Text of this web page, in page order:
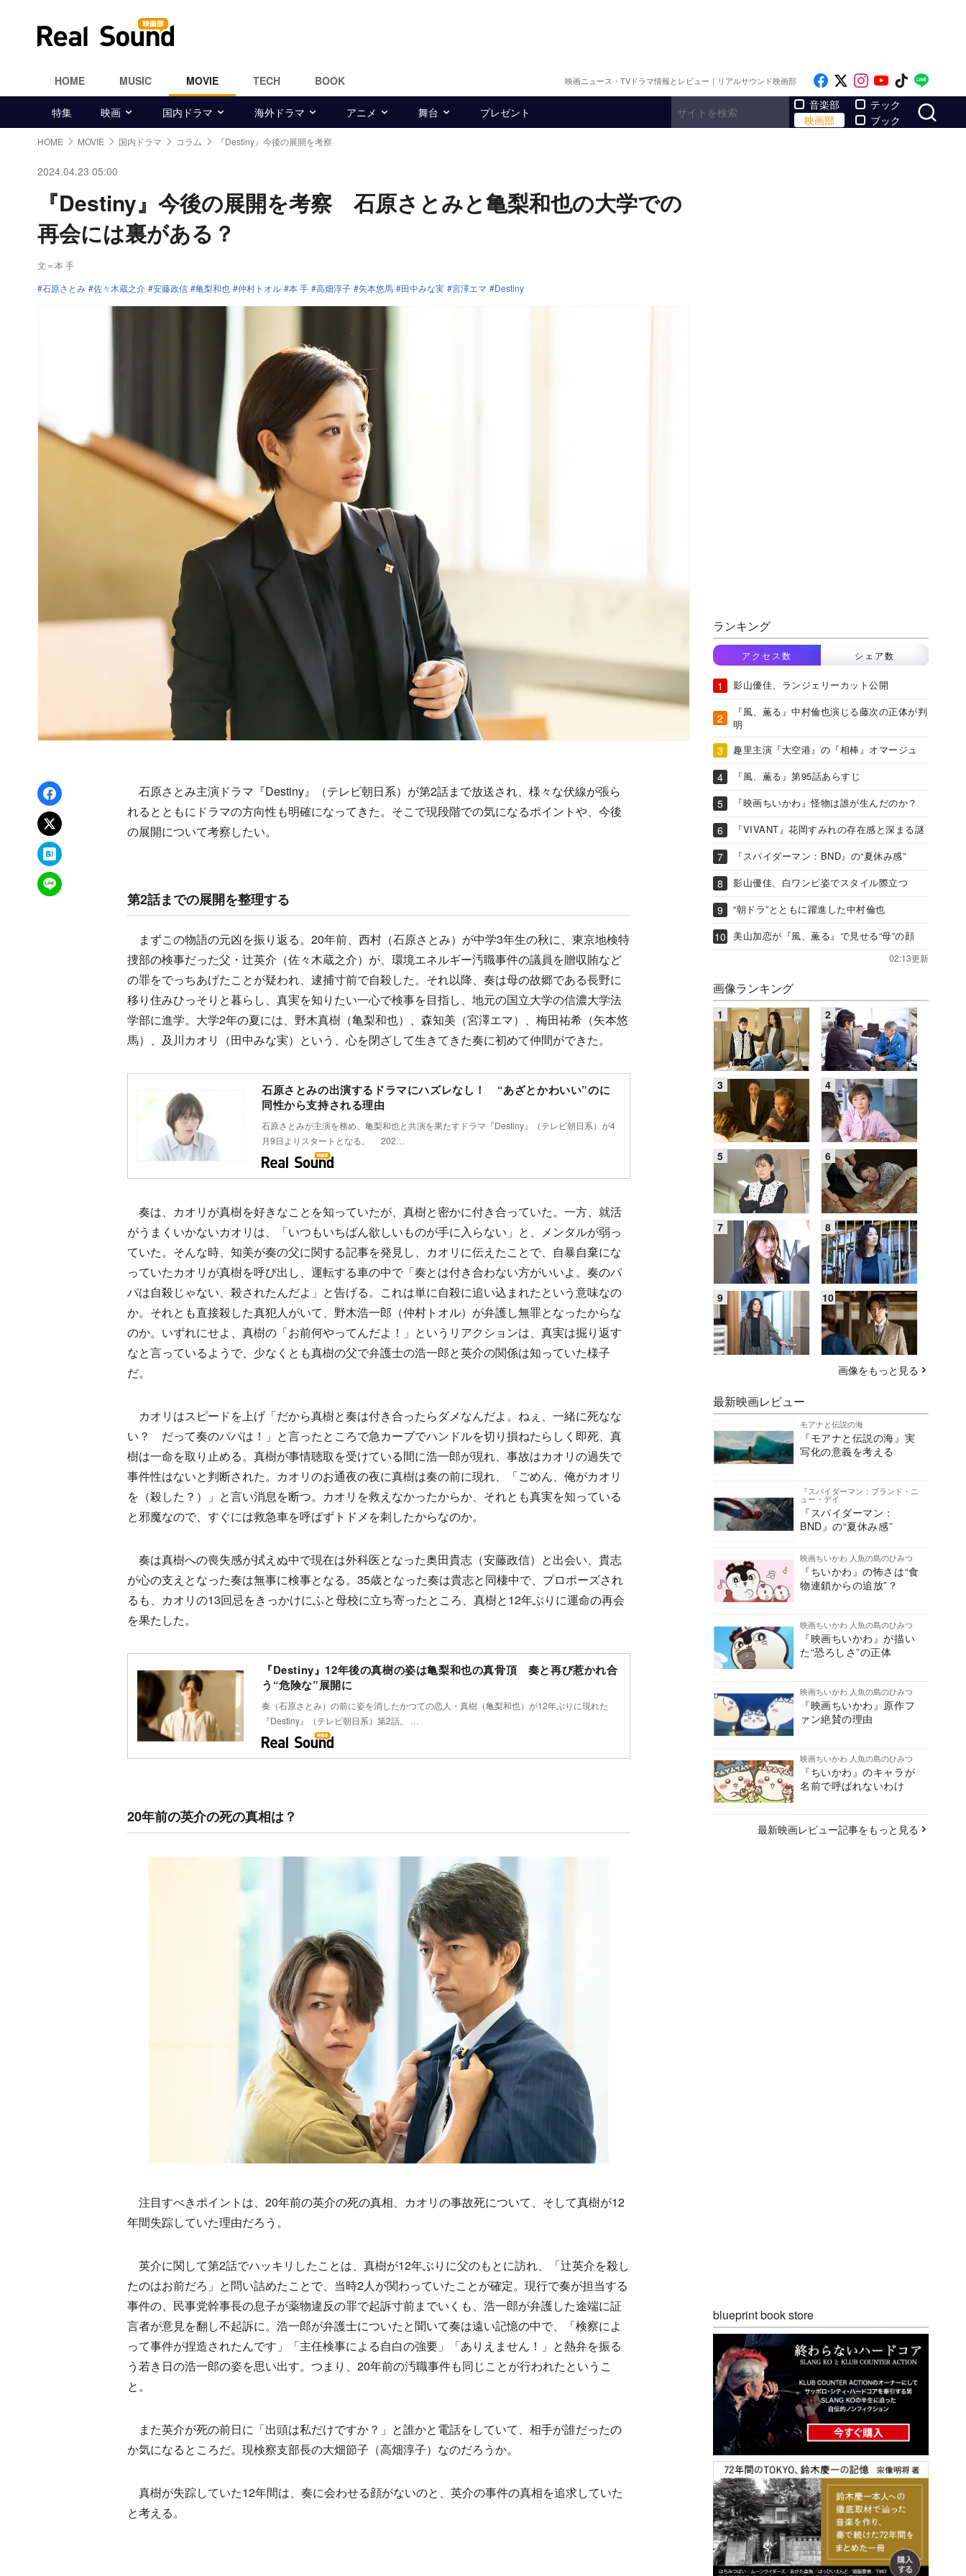
HOME MUSIC MOVIE TECH BOOK 映画ニュース・TVドラマ情報とレビュー｜リアルサウンド映画部 Like on Facebook
Follow on x
Follow on
Follow on
Follow
特集 映画 国内ドラマ 海外ドラマ アニメ 舞台 プレゼント
音楽部
映画部
テック
ブック
HOME MOVIE 国内ドラマ コラム 『Destiny』今後の展開を考察
2024.04.23 05:00
『Destiny』今後の展開を考察 石原さとみと亀梨和也の大学での
再会には裏がある？
文＝本 手
石原さとみ
佐々木蔵之介 安藤政信 亀梨和也 仲村トオル 本 手 高畑淳子 矢本悠馬 田中みな実 宮澤エマ Destiny
Facebookでシェア
xでポスト
はてなブックマーク
LINEで送る
石原さとみ主演ドラマ『Destiny』（テレビ朝日系）が第2話まで放送され、様々な伏線が張ら
れるとともにドラマの方向性も明確になってきた。そこで現段階での気になるポイントや、今後
の展開について考察したい。
第2話までの展開を整理する
まずこの物語の元凶を振り返る。20年前、西村（石原さとみ）が中学3年生の秋に、東京地検特
捜部の検事だった父・辻英介（佐々木蔵之介）が、環境エネルギー汚職事件の議員を贈収賄など
の罪をでっちあげたことが疑われ、逮捕寸前で自殺した。それ以降、奏は母の故郷である長野に
移り住みひっそりと暮らし、真実を知りたい一心で検事を目指し、地元の国立大学の信濃大学法
学部に進学。大学2年の夏には、野木真樹（亀梨和也）、森知美（宮澤エマ）、梅田祐希（矢本悠
馬）、及川カオリ（田中みな実）という、心を閉ざして生きてきた奏に初めて仲間ができた。
石原さとみの出演するドラマにハズレなし！ “あざとかわいい”のに
同性から支持される理由
石原さとみが主演を務め、亀梨和也と共演を果たすドラマ『Destiny』（テレビ朝日系）が4
月9日よりスタートとなる。 202…
奏は、カオリが真樹を好きなことを知っていたが、真樹と密かに付き合っていた。一方、就活
がうまくいかないカオリは、「いつもいちばん欲しいものが手に入らない」と、メンタルが弱っ
ていた。そんな時、知美が奏の父に関する記事を発見し、カオリに伝えたことで、自暴自棄にな
っていたカオリが真樹を呼び出し、運転する車の中で「奏とは付き合わない方がいいよ。奏のパ
パは自殺じゃない、殺されたんだよ」と告げる。これは単に自殺に追い込まれたという意味なの
か。それとも直接殺した真犯人がいて、野木浩一郎（仲村トオル）が弁護し無罪となったからな
のか。いずれにせよ、真樹の「お前何やってんだよ！」というリアクションは、真実は掘り返す
なと言っているようで、少なくとも真樹の父で弁護士の浩一郎と英介の関係は知っていた様子
だ。
カオリはスピードを上げ「だから真樹と奏は付き合ったらダメなんだよ。ねぇ、一緒に死なな
い？ だって奏のパパは！」と言ったところで急カーブでハンドルを切り損ねたらしく即死、真
樹は一命を取り止める。真樹が事情聴取を受けている間に浩一郎が現れ、事故はカオリの過失で
事件性はないと判断された。カオリのお通夜の夜に真樹は奏の前に現れ、「ごめん、俺がカオリ
を（殺した？）」と言い消息を断つ。カオリを救えなかったからか、それとも真実を知っている
と邪魔なので、すぐには救急車を呼ばずトドメを刺したからなのか。
奏は真樹への喪失感が拭えぬ中で現在は外科医となった奥田貴志（安藤政信）と出会い、貴志
が心の支えとなった奏は無事に検事となる。35歳となった奏は貴志と同棲中で、プロポーズされ
るも、カオリの13回忌をきっかけにふと母校に立ち寄ったところ、真樹と12年ぶりに運命の再会
を果たした。
『Destiny』12年後の真樹の姿は亀梨和也の真骨頂 奏と再び惹かれ合
う“危険な”展開に
奏（石原さとみ）の前に姿を消したかつての恋人・真樹（亀梨和也）が12年ぶりに現れた
『Destiny』（テレビ朝日系）第2話。 …
20年前の英介の死の真相は？
注目すべきポイントは、20年前の英介の死の真相、カオリの事故死について、そして真樹が12
年間失踪していた理由だろう。
英介に関して第2話でハッキリしたことは、真樹が12年ぶりに父のもとに訪れ、「辻英介を殺し
たのはお前だろ」と問い詰めたことで、当時2人が関わっていたことが確定。現行で奏が担当する
事件の、民事党幹事長の息子が薬物違反の罪で起訴寸前までいくも、浩一郎が弁護した途端に証
言者が意見を翻し不起訴に。浩一郎が弁護士についたと聞いて奏は遠い記憶の中で、「検察によ
って事件が捏造されたんです」「主任検事による自白の強要」「ありえません！」と熱弁を振る
う若き日の浩一郎の姿を思い出す。つまり、20年前の汚職事件も同じことが行われたというこ
と。
また英介が死の前日に「出頭は私だけですか？」と誰かと電話をしていて、相手が誰だったの
か気になるところだ。現検察支部長の大畑節子（高畑淳子）なのだろうか。
真樹が失踪していた12年間は、奏に会わせる顔がないのと、英介の事件の真相を追求していた
と考える。
ランキング
アクセス数 シェア数
影山優佳、ランジェリーカット公開
『風、薫る』中村倫也演じる藤次の正体が判
明
趣里主演『大空港』の『相棒』オマージュ
『風、薫る』第95話あらすじ
『映画ちいかわ』怪物は誰が生んだのか？
『VIVANT』花岡すみれの存在感と深まる謎
『スパイダーマン：BND』の“夏休み感”
影山優佳、白ワンピ姿でスタイル際立つ
“朝ドラ”とともに躍進した中村倫也
美山加恋が『風、薫る』で見せる“母”の顔
02:13更新
画像ランキング
画像をもっと見る
最新映画レビュー
モアナと伝説の海
『モアナと伝説の海』実
写化の意義を考える
『スパイダーマン：ブランド・ニ
ュー・デイ
『スパイダーマン：
BND』の“夏休み感”
映画ちいかわ 人魚の島のひみつ
『ちいかわ』の怖さは“食
物連鎖からの追放”？
映画ちいかわ 人魚の島のひみつ
『映画ちいかわ』が描い
た“恐ろしさ”の正体
映画ちいかわ 人魚の島のひみつ
『映画ちいかわ』原作フ
ァン絶賛の理由
映画ちいかわ 人魚の島のひみつ
『ちいかわ』のキャラが
名前で呼ばれないわけ
最新映画レビュー記事をもっと見る
blueprint book store